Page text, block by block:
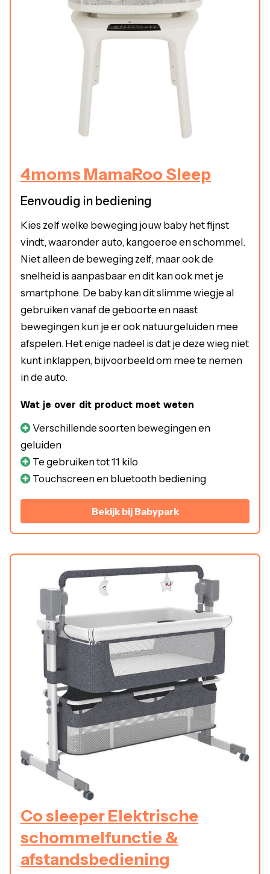
4moms MamaRoo Sleep
Eenvoudig in bediening
Kies zelf welke beweging jouw baby het fijnst
vindt, waaronder auto, kangoeroe en schommel.
Niet alleen de beweging zelf, maar ook de
snelheid is aanpasbaar en dit kan ook met je
smartphone. De baby kan dit slimme wiegje al
gebruiken vanaf de geboorte en naast
bewegingen kun je er ook natuurgeluiden mee
afspelen. Het enige nadeel is dat je deze wieg niet
kunt inklappen, bijvoorbeeld om mee te nemen
in de auto.
Wat je over dit product moet weten
Verschillende soorten bewegingen en
geluiden
Te gebruiken tot 11 kilo
Touchscreen en bluetooth bediening
Bekijk bij Babypark
Co sleeper Elektrische
schommelfunctie &
afstandsbediening